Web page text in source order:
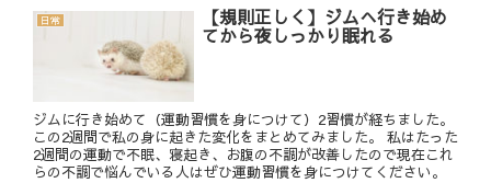
日常 【規則正しく】ジムへ行き始め
てから夜しっかり眠れる
ジムに行き始めて（運動習慣を身につけて）2習慣が経ちました。
この2週間で私の身に起きた変化をまとめてみました。 私はたった
2週間の運動で不眠、寝起き、お腹の不調が改善したので現在これ
らの不調で悩んでいる人はぜひ運動習慣を身につけてください。